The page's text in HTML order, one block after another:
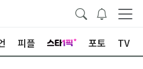
피플 포토 TV